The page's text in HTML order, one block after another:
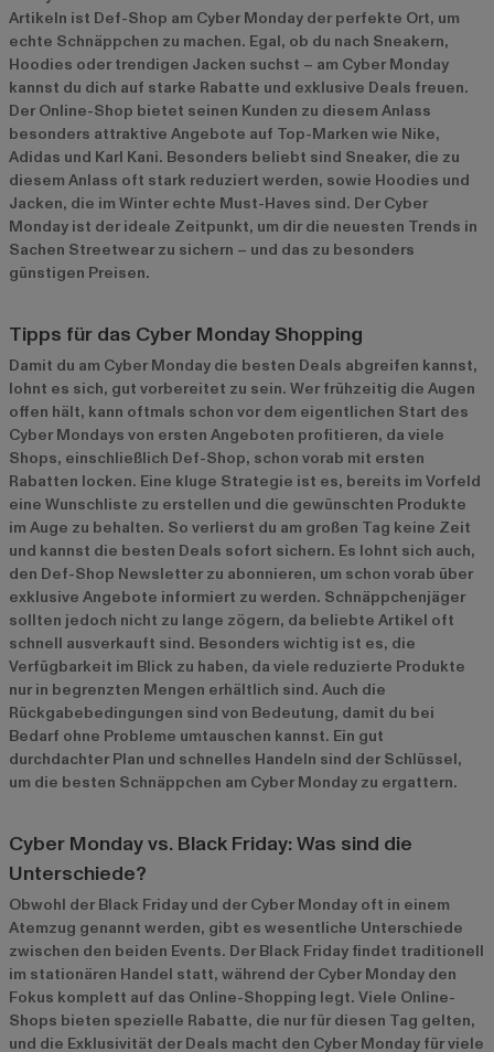
Artikeln ist Def-Shop am Cyber Monday der perfekte Ort, um
echte Schnäppchen zu machen. Egal, ob du nach Sneakern,
Hoodies oder trendigen Jacken suchst – am Cyber Monday
kannst du dich auf starke Rabatte und exklusive Deals freuen.
Der Online-Shop bietet seinen Kunden zu diesem Anlass
besonders attraktive Angebote auf Top-Marken wie Nike,
Adidas und Karl Kani. Besonders beliebt sind Sneaker, die zu
diesem Anlass oft stark reduziert werden, sowie Hoodies und
Jacken, die im Winter echte Must-Haves sind. Der Cyber
Monday ist der ideale Zeitpunkt, um dir die neuesten Trends in
Sachen Streetwear zu sichern – und das zu besonders
günstigen Preisen.
Tipps für das Cyber Monday Shopping
Damit du am Cyber Monday die besten Deals abgreifen kannst,
lohnt es sich, gut vorbereitet zu sein. Wer frühzeitig die Augen
offen hält, kann oftmals schon vor dem eigentlichen Start des
Cyber Mondays von ersten Angeboten profitieren, da viele
Shops, einschließlich Def-Shop, schon vorab mit ersten
Rabatten locken. Eine kluge Strategie ist es, bereits im Vorfeld
eine Wunschliste zu erstellen und die gewünschten Produkte
im Auge zu behalten. So verlierst du am großen Tag keine Zeit
und kannst die besten Deals sofort sichern. Es lohnt sich auch,
den Def-Shop Newsletter zu abonnieren, um schon vorab über
exklusive Angebote informiert zu werden. Schnäppchenjäger
sollten jedoch nicht zu lange zögern, da beliebte Artikel oft
schnell ausverkauft sind. Besonders wichtig ist es, die
Verfügbarkeit im Blick zu haben, da viele reduzierte Produkte
nur in begrenzten Mengen erhältlich sind. Auch die
Rückgabebedingungen sind von Bedeutung, damit du bei
Bedarf ohne Probleme umtauschen kannst. Ein gut
durchdachter Plan und schnelles Handeln sind der Schlüssel,
um die besten Schnäppchen am Cyber Monday zu ergattern.
Cyber Monday vs. Black Friday: Was sind die
Unterschiede?
Obwohl der Black Friday und der Cyber Monday oft in einem
Atemzug genannt werden, gibt es wesentliche Unterschiede
zwischen den beiden Events. Der Black Friday findet traditionell
im stationären Handel statt, während der Cyber Monday den
Fokus komplett auf das Online-Shopping legt. Viele Online-
Shops bieten spezielle Rabatte, die nur für diesen Tag gelten,
und die Exklusivität der Deals macht den Cyber Monday für viele